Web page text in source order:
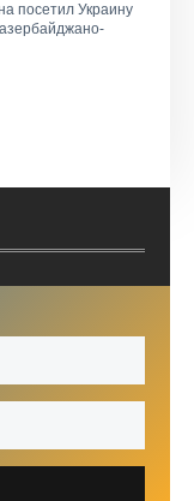
посетил Украину